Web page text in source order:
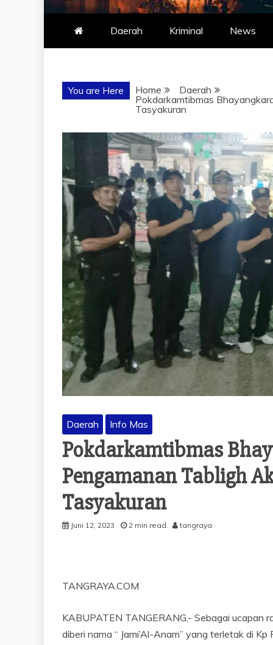
Daerah Kriminal News
You are Here Home
Daerah
Pokdarkamtibmas
Tasyakuran
Daerah Info Mas
Pokdarkamtibmas
Pengamanan Tabligh
Tasyakuran
Juni 12, 2023 2 min read tangraya
TANGRAYA.COM
KABUPATEN TANGERANG,- Sebagai ucapan
diberi nama “ Jami’Al-Anam” yang terletak di